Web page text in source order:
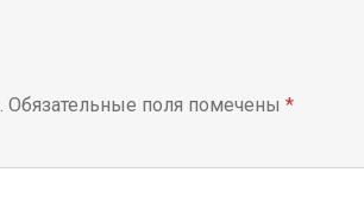
Обязательные поля помечены*